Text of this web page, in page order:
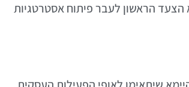
הצעד הראשון לעבר פיתוח אסטרטגיות